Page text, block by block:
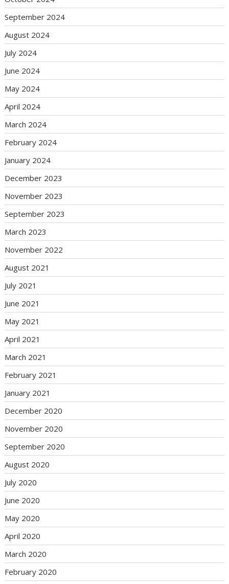
September 2024
August 2024
July 2024
June 2024
May 2024
April 2024
March 2024
February 2024
January 2024
December 2023
November 2023
September 2023
March 2023
November 2022
August 2021
July 2021
June 2021
May 2021
April 2021
March 2021
February 2021
January 2021
December 2020
November 2020
September 2020
August 2020
July 2020
June 2020
May 2020
April 2020
March 2020
February 2020